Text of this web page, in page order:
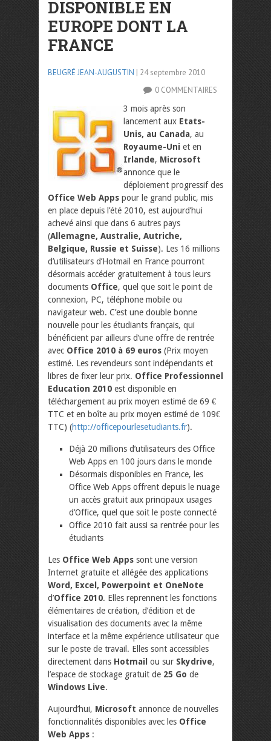
DISPONIBLE EN
EUROPE DONT LA
FRANCE
BEUGRÉ JEAN-AUGUSTIN | 24 septembre 2010
0 COMMENTAIRES
3 mois après son
lancement aux Etats-
Unis, au Canada, au
Royaume-Uni et en
Irlande, Microsoft
annonce que le
déploiement progressif des
Office Web Apps pour le grand public, mis
en place depuis l’été 2010, est aujourd’hui
achevé ainsi que dans 6 autres pays
(Allemagne, Australie, Autriche,
Belgique, Russie et Suisse). Les 16 millions
d’utilisateurs d’Hotmail en France pourront
désormais accéder gratuitement à tous leurs
documents Office, quel que soit le point de
connexion, PC, téléphone mobile ou
navigateur web. C’est une double bonne
nouvelle pour les étudiants français, qui
bénéficient par ailleurs d’une offre de rentrée
avec Office 2010 à 69 euros (Prix moyen
estimé. Les revendeurs sont indépendants et
libres de fixer leur prix. Office Professionnel
Education 2010 est disponible en
téléchargement au prix moyen estimé de 69 €
TTC et en boîte au prix moyen estimé de 109€
TTC) (http://officepourlesetudiants.fr).
Déjà 20 millions d’utilisateurs des Office
Web Apps en 100 jours dans le monde
Désormais disponibles en France, les
Office Web Apps offrent depuis le nuage
un accès gratuit aux principaux usages
d’Office, quel que soit le poste connecté
Office 2010 fait aussi sa rentrée pour les
étudiants
Les Office Web Apps sont une version
Internet gratuite et allégée des applications
Word, Excel, Powerpoint et OneNote
d’Office 2010. Elles reprennent les fonctions
élémentaires de création, d’édition et de
visualisation des documents avec la même
interface et la même expérience utilisateur que
sur le poste de travail. Elles sont accessibles
directement dans Hotmail ou sur Skydrive,
l’espace de stockage gratuit de 25 Go de
Windows Live.
Aujourd’hui, Microsoft annonce de nouvelles
fonctionnalités disponibles avec les Office
Web Apps :